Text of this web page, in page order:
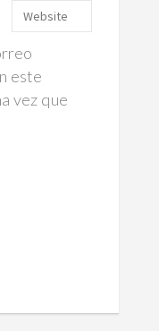
este
vez que